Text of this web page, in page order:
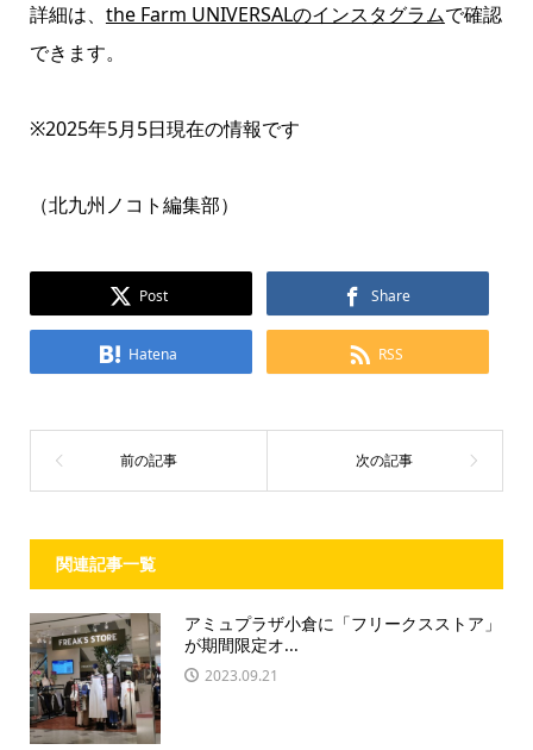
詳細は、 the Farm UNIVERSALのインスタグラムで確認
できます。
※2025年5月5日現在の情報です
（北九州ノコト編集部）
Post Share
Hatena RSS
関連記事一覧
アミュプラザ小倉に「フリークスストア」
が期間限定オ...
2023.09.21